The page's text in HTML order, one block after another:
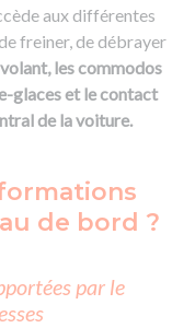
aux différentes
freiner, de débrayer
les commodos
glaces et le contact
de la voiture.
de bord ?
par le